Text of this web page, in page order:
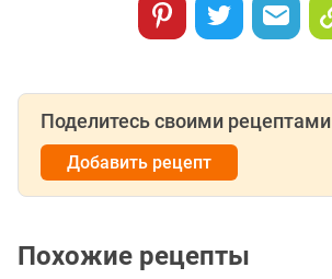
Поделитесь своими рецептами
Добавить рецепт
Похожие рецепты